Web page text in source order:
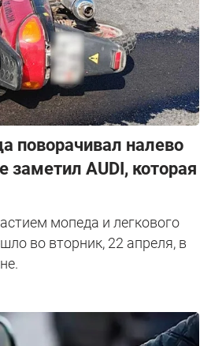
поворачивал налево
заметил AUDI, которая
мопеда и легкового
во вторник, 22 апреля, в